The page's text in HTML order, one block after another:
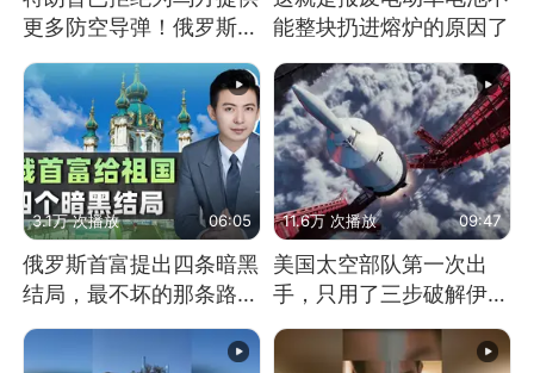
更多防空导弹！俄罗斯抓
能整块扔进熔炉的原因了
3.1万 次播放 06:05
俄罗斯首富提出四条暗黑
结局，最不坏的那条路是
通向东方
11.6万 次播放 09:47
美国太空部队第一次出
手，只用了三步破解伊朗
防空